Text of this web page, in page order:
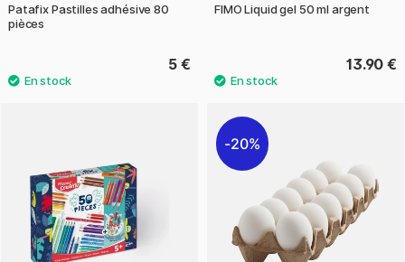
Patafix Pastilles adhésive 80
pièces
5 €
FIMO Liquid gel 50 ml argent
13.90 €
20%